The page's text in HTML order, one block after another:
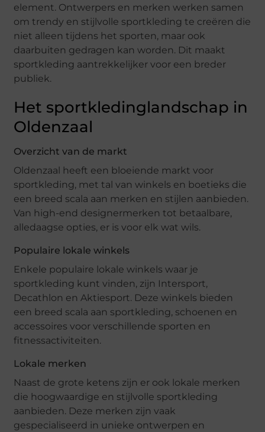
element. Ontwerpers en merken werken samen
om trendy en stijlvolle sportkleding te creëren die
niet alleen tijdens het sporten, maar ook
daarbuiten gedragen kan worden. Dit maakt
sportkleding aantrekkelijker voor een breder
publiek.
Het sportkledinglandschap in
Oldenzaal
Overzicht van de markt
Oldenzaal heeft een bloeiende markt voor
sportkleding, met tal van winkels en boetieks die
een breed scala aan merken en stijlen aanbieden.
Van high-end designermerken tot betaalbare,
alledaagse opties, er is voor elk wat wils.
Populaire lokale winkels
Enkele populaire lokale winkels waar je
sportkleding kunt vinden, zijn Intersport,
Decathlon en Aktiesport. Deze winkels bieden
een breed scala aan sportkleding, schoenen en
accessoires voor verschillende sporten en
fitnessactiviteiten.
Lokale merken
Naast de grote ketens zijn er ook lokale merken
die hoogwaardige en stijlvolle sportkleding
aanbieden. Deze merken zijn vaak
gespecialiseerd in unieke ontwerpen en